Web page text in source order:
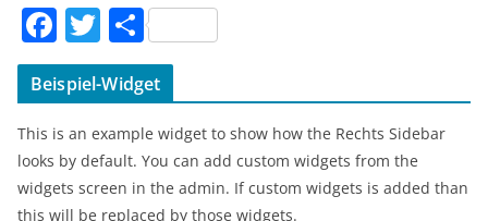
F
a
c
e
b
o
T
w
itt
er
T
ei
le
n
Beispiel-Widget
This is an example widget to show how the Rechts Sidebar
looks by default. You can add custom widgets from the
widgets screen in the admin. If custom widgets is added than
this will be replaced by those widgets.